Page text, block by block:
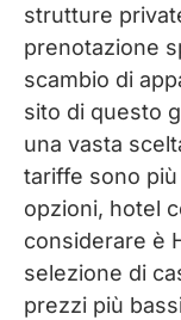
strutture
prenotazione
scambio di
sito di questo
una vasta
tariffe sono
opzioni, hotel
considerare è
selezione di
prezzi più